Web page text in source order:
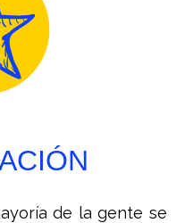
de la gente se